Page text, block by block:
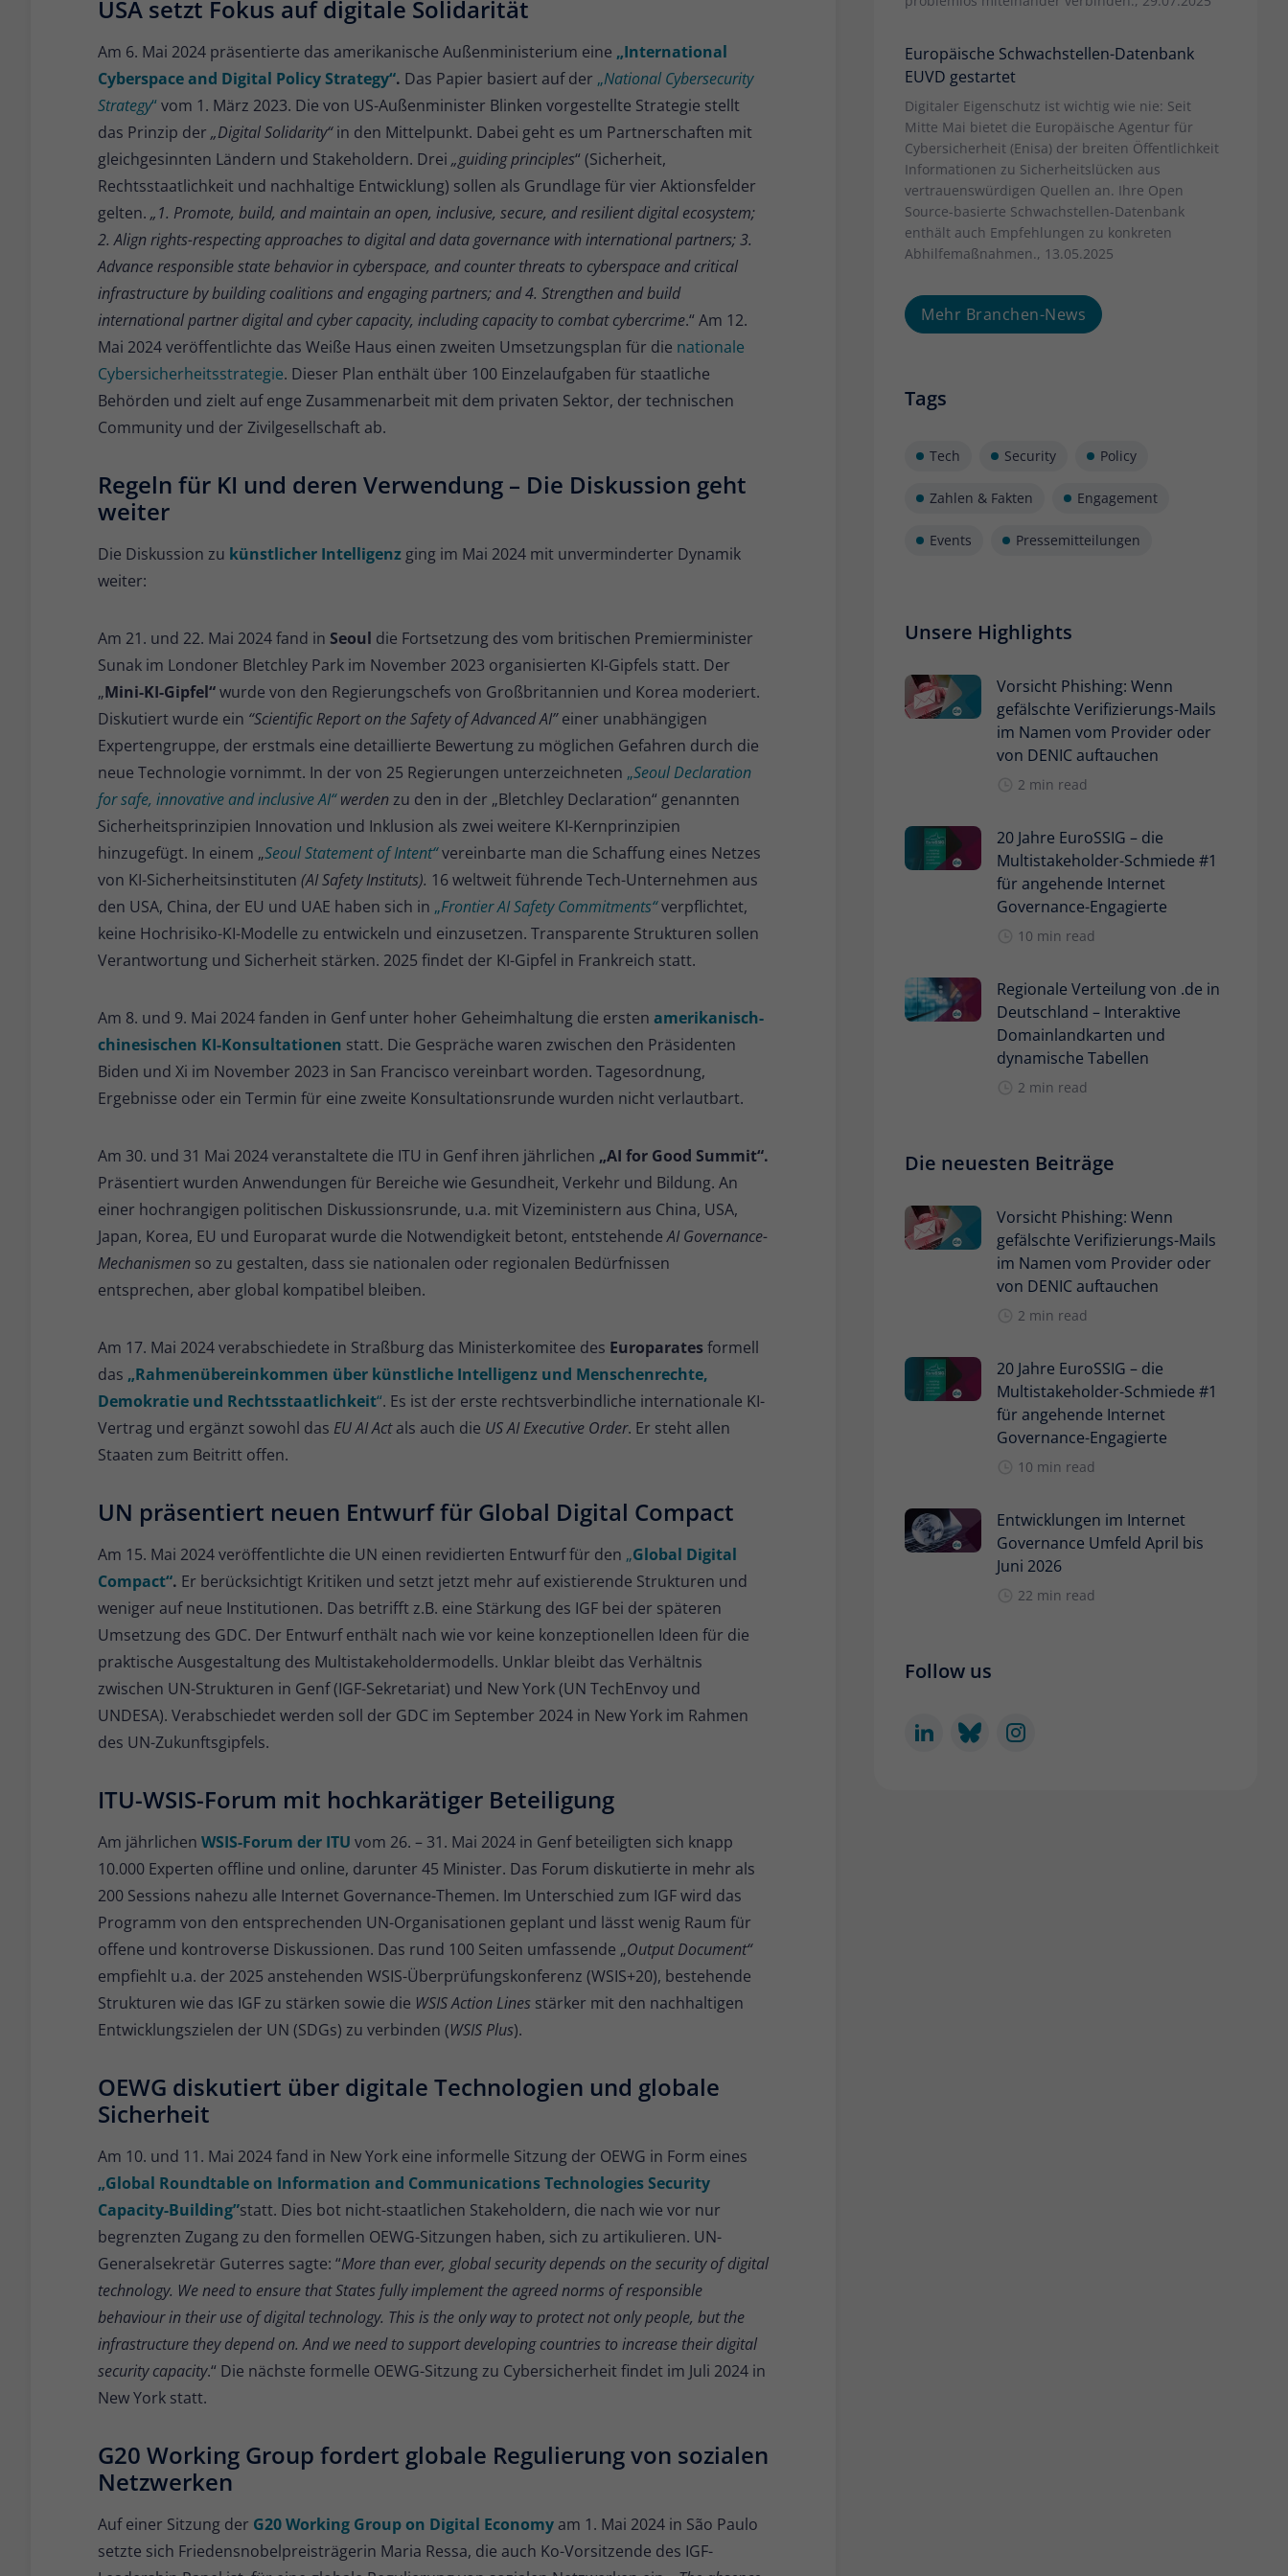
USA setzt Fokus auf digitale Solidarität
Am 6. Mai 2024 präsentierte das amerikanische Außenministerium eine „International
Cyberspace and Digital Policy Strategy“. Das Papier basiert auf der „National Cybersecurity
Strategy“vom 1. März 2023. Die von US-Außenminister Blinken vorgestellte Strategie stellt
das Prinzip der „Digital Solidarity“in den Mittelpunkt. Dabei geht es um Partnerschaften mit
gleichgesinnten Ländern und Stakeholdern. Drei „guiding principles“ (Sicherheit,
Rechtsstaatlichkeit und nachhaltige Entwicklung) sollen als Grundlage für vier Aktionsfelder
gelten. „1. Promote, build, and maintain an open, inclusive, secure, and resilient digital ecosystem;
2. Align rights-respecting approaches to digital and data governance with international partners; 3.
Advance responsible state behavior in cyberspace, and counter threats to cyberspace and critical
infrastructure by building coalitions and engaging partners; and 4. Strengthen and build
international partner digital and cyber capacity, including capacity to combat cybercrime.“ Am 12.
Mai 2024 veröffentlichte das Weiße Haus einen zweiten Umsetzungsplan für die nationale
Cybersicherheitsstrategie. Dieser Plan enthält über 100 Einzelaufgaben für staatliche
Behörden und zielt auf enge Zusammenarbeit mit dem privaten Sektor, der technischen
Community und der Zivilgesellschaft ab.
Regeln für KI und deren Verwendung – Die Diskussion geht
weiter
Die Diskussion zu künstlicher Intelligenz ging im Mai 2024 mit unverminderter Dynamik
weiter:
Am 21. und 22. Mai 2024 fand in Seoul die Fortsetzung des vom britischen Premierminister
Sunak im Londoner Bletchley Park im November 2023 organisierten KI-Gipfels statt. Der
„Mini-KI-Gipfel“wurde von den Regierungschefs von Großbritannien und Korea moderiert.
Diskutiert wurde ein “Scientific Report on the Safety of Advanced AI”einer unabhängigen
Expertengruppe, der erstmals eine detaillierte Bewertung zu möglichen Gefahren durch die
neue Technologie vornimmt. In der von 25 Regierungen unterzeichneten „Seoul Declaration
for safe, innovative and inclusive AI“werdenzu den in der „Bletchley Declaration“ genannten
Sicherheitsprinzipien Innovation und Inklusion als zwei weitere KI-Kernprinzipien
hinzugefügt. In einem „Seoul Statement of Intent“vereinbarte man die Schaffung eines Netzes
von KI-Sicherheitsinstituten (AI Safety Instituts). 16 weltweit führende Tech-Unternehmen aus
den USA, China, der EU und UAE haben sich in „Frontier AI Safety Commitments“verpflichtet,
keine Hochrisiko-KI-Modelle zu entwickeln und einzusetzen. Transparente Strukturen sollen
Verantwortung und Sicherheit stärken. 2025 findet der KI-Gipfel in Frankreich statt.
Am 8. und 9. Mai 2024 fanden in Genf unter hoher Geheimhaltung die ersten amerikanisch-
chinesischen KI-Konsultationen statt. Die Gespräche waren zwischen den Präsidenten
Biden und Xi im November 2023 in San Francisco vereinbart worden. Tagesordnung,
Ergebnisse oder ein Termin für eine zweite Konsultationsrunde wurden nicht verlautbart.
Am 30. und 31 Mai 2024 veranstaltete die ITU in Genf ihren jährlichen „AI for Good Summit“.
Präsentiert wurden Anwendungen für Bereiche wie Gesundheit, Verkehr und Bildung. An
einer hochrangigen politischen Diskussionsrunde, u.a. mit Vizeministern aus China, USA,
Japan, Korea, EU und Europarat wurde die Notwendigkeit betont, entstehendeAI Governance-
Mechanismen so zu gestalten, dass sie nationalen oder regionalen Bedürfnissen
entsprechen, aber global kompatibel bleiben.
Am 17. Mai 2024 verabschiedete in Straßburg das Ministerkomitee des Europaratesformell
das „Rahmenübereinkommen über künstliche Intelligenz und Menschenrechte,
Demokratie und Rechtsstaatlichkeit“. Es ist der erste rechtsverbindliche internationale KI-
Vertrag und ergänzt sowohl das EU AI Actals auch die US AI Executive Order. Er steht allen
Staaten zum Beitritt offen.
UN präsentiert neuen Entwurf für Global Digital Compact
Am 15. Mai 2024 veröffentlichte die UN einen revidierten Entwurf für den „Global Digital
Compact“. Er berücksichtigt Kritiken und setzt jetzt mehr auf existierende Strukturen und
weniger auf neue Institutionen. Das betrifft z.B. eine Stärkung des IGF bei der späteren
Umsetzung des GDC. Der Entwurf enthält nach wie vor keine konzeptionellen Ideen für die
praktische Ausgestaltung des Multistakeholdermodells. Unklar bleibt das Verhältnis
zwischen UN-Strukturen in Genf (IGF-Sekretariat) und New York (UN TechEnvoy und
UNDESA). Verabschiedet werden soll der GDC im September 2024 in New York im Rahmen
des UN-Zukunftsgipfels.
ITU-WSIS-Forum mit hochkarätiger Beteiligung
Am jährlichen WSIS-Forum der ITU vom 26. – 31. Mai 2024 in Genf beteiligten sich knapp
10.000 Experten offline und online, darunter 45 Minister. Das Forum diskutierte in mehr als
200 Sessions nahezu alle Internet Governance-Themen. Im Unterschied zum IGF wird das
Programm von den entsprechenden UN-Organisationen geplant und lässt wenig Raum für
offene und kontroverse Diskussionen. Das rund 100 Seiten umfassende „Output Document“
empfiehlt u.a. der 2025 anstehenden WSIS-Überprüfungskonferenz (WSIS+20), bestehende
Strukturen wie das IGF zu stärken sowie die WSIS Action Lines stärker mit den nachhaltigen
Entwicklungszielen der UN (SDGs) zu verbinden (WSIS Plus).
OEWG diskutiert über digitale Technologien und globale
Sicherheit
Am 10. und 11. Mai 2024 fand in New York eine informelle Sitzung der OEWG in Form eines
„Global Roundtable on Information and Communications Technologies Security
Capacity-Building”statt. Dies bot nicht-staatlichen Stakeholdern, die nach wie vor nur
begrenzten Zugang zu den formellen OEWG-Sitzungen haben, sich zu artikulieren. UN-
Generalsekretär Guterres sagte: “More than ever, global security depends on the security of digital
technology. We need to ensure that States fully implement the agreed norms of responsible
behaviour in their use of digital technology. This is the only way to protect not only people, but the
infrastructure they depend on. And we need to support developing countries to increase their digital
security capacity.“ Die nächste formelle OEWG-Sitzung zu Cybersicherheit findet im Juli 2024 in
New York statt.
G20 Working Group fordert globale Regulierung von sozialen
Netzwerken
Auf einer Sitzung der G20 Working Group on Digital Economy am 1. Mai 2024 in São Paulo
setzte sich Friedensnobelpreisträgerin Maria Ressa, die auch Ko-Vorsitzende des IGF-
Europäische Schwachstellen-Datenbank
EUVD gestartet
Digitaler Eigenschutz ist wichtig wie nie: Seit
Mitte Mai bietet die Europäische Agentur für
Cybersicherheit (Enisa) der breiten Öffentlichkeit
Informationen zu Sicherheitslücken aus
vertrauenswürdigen Quellen an. Ihre Open
Source-basierte Schwachstellen-Datenbank
enthält auch Empfehlungen zu konkreten
Abhilfemaßnahmen., 13.05.2025
Mehr Branchen-News
Tags
Tech Security Policy
Zahlen & Fakten Engagement
Events Pressemitteilungen
Unsere Highlights
Vorsicht Phishing: Wenn
gefälschte Verifizierungs-Mails
im Namen vom Provider oder
von DENIC auftauchen
2 min read
20 Jahre EuroSSIG – die
Multistakeholder-Schmiede #1
für angehende Internet
Governance-Engagierte
10 min read
Regionale Verteilung von .de in
Deutschland – Interaktive
Domainlandkarten und
dynamische Tabellen
2 min read
Die neuesten Beiträge
Vorsicht Phishing: Wenn
gefälschte Verifizierungs-Mails
im Namen vom Provider oder
von DENIC auftauchen
2 min read
20 Jahre EuroSSIG – die
Multistakeholder-Schmiede #1
für angehende Internet
Governance-Engagierte
10 min read
Entwicklungen im Internet
Governance Umfeld April bis
Juni 2026
22 min read
Follow us
Name
Anbieter Matomo
Laufzeit 30 Minuten
Zweck
Kurzlebige Cookies, die zur vorübergehenden
Speicherung von Daten für den Besuch
verwendet werden.
Name _pk_cvar
Matomo
Laufzeit 30 Minuten
Kurzlebige Cookies, die zur vorübergehenden
Speicherung von Daten für den Besuch
verwendet werden.